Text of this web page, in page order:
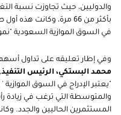
والدوليين، حيث تجاوزت نسبة
بأكثر من 66 مرة، وكانت
في السوق الموازية السعودية
وفي إطار تعليقه على تداول أسهم
محمد البستكي، الرئيس
"يعتبر الإدراج في السوق
والمتوسطة التي ترغب في زيادة
المستثمرين الحاليين والجدد.